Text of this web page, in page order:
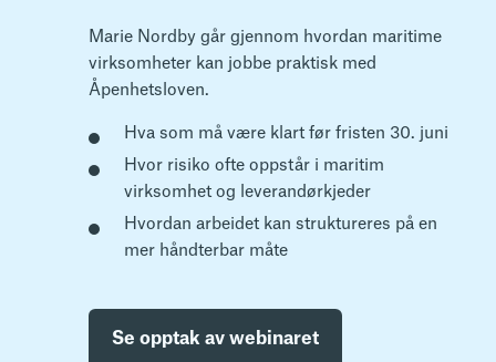
Marie Nordby går gjennom hvordan maritime
virksomheter kan jobbe praktisk med
Åpenhetsloven.
Hva som må være klart før fristen 30. juni
Hvor risiko ofte oppstår i maritim
virksomhet og leverandørkjeder
Hvordan arbeidet kan struktureres på en
mer håndterbar måte
Se opptak av webinaret